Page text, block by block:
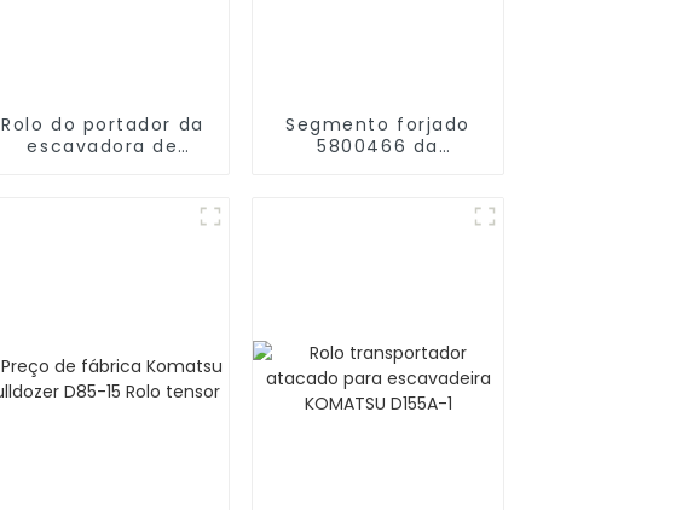
Rolo do portador da
escavadora de
Segmento forjado
5800466 da